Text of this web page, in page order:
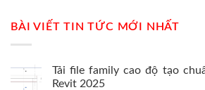
BÀI VIẾT TIN TỨC MỚI NHẤT
Tải file family cao độ tạo
Revit 2025